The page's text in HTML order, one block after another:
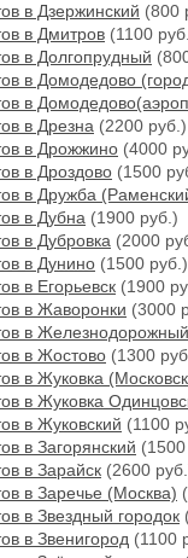
в Дзержинский (800
в Дмитров (1100
в Долгопрудный
в Домодедово
в
в Дрезна (2200 руб.)
в Дрожжино (4000
в Дроздово (1500
в Дружба
в Дубна (1900 руб.)
в Дубровка (2000
в Дунино (1500 руб.)
в Егорьевск (1900
в Жаворонки (3000
в Железнодорожный
в Жостово (1300
в Жуковка
в Жуковка
в Жуковский (1100
в Загорянский
в Зарайск (2600
в Заречье (Москва)
в Звездный городок
в Звенигород (1100